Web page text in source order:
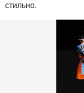
стильно.